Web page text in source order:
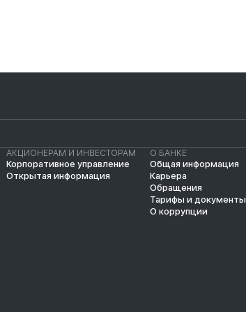
АКЦИОНЕРАМ И ИНВЕСТОРАМ
Корпоративное управление
Открытая информация
О БАНКЕ
Общая информация
Карьера
Обращения
Тарифы и документы
О коррупции